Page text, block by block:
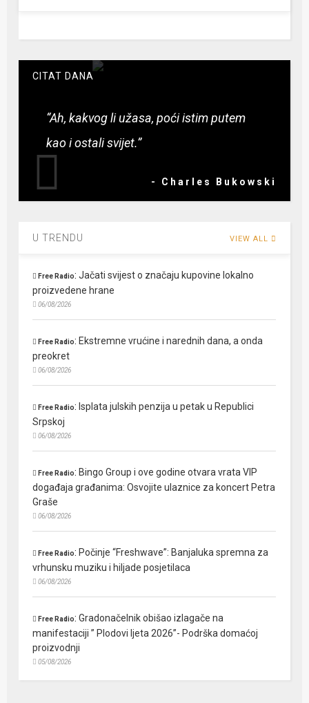
CITAT DANA
“Ah, kakvog li užasa, poći istim putem
kao i ostali svijet.”
- Charles Bukowski
U TRENDU VIEW ALL
Free Radio:Jačati svijest o značaju kupovine lokalno
proizvedene hrane
06/08/2026
Free Radio: Ekstremne vrućine i narednih dana, a onda
preokret
06/08/2026
Free Radio: Isplata julskih penzija u petak u Republici
Srpskoj
06/08/2026
Free Radio: Bingo Group i ove godine otvara vrata VIP
događaja građanima: Osvojite ulaznice za koncert Petra
Graše
06/08/2026
Free Radio: Počinje “Freshwave”: Banjaluka spremna za
vrhunsku muziku i hiljade posjetilaca
06/08/2026
Free Radio:Gradonačelnik obišao izlagače na
manifestaciji ” Plodovi ljeta 2026”- Podrška domaćoj
proizvodnji
05/08/2026